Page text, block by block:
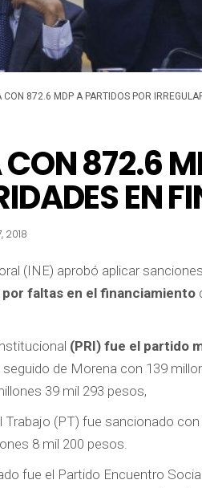
CON 872.6 MDP A PARTIDOS POR
872.6
EN
2018
(INE) aprobó aplicar
faltas en el financiamiento
(PRI) fue el partido
de Morena con 139
39 mil 293 pesos,
Trabajo (PT) fue sancionado
8 mil 200 pesos.
fue el Partido Encuentro